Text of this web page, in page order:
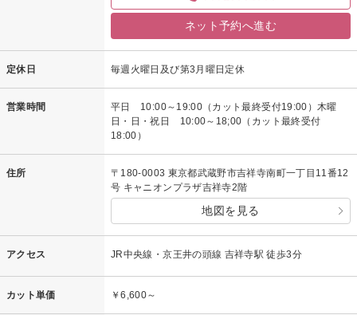
ネット予約へ進む
定休日 毎週火曜日及び第3月曜日定休
営業時間
平日 10:00～19:00（カット最終受付19:00）木曜
日・日・祝日 10:00～18;00（カット最終受付
18:00）
住所
〒180-0003 東京都武蔵野市吉祥寺南町一丁目11番12
号 キャニオンプラザ吉祥寺2階
地図を見る
アクセス JR中央線・京王井の頭線 吉祥寺駅 徒歩3分
カット単価 ￥6,600～